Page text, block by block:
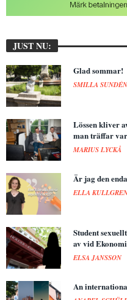
JUST NU:
Glad sommar!
SMILLA
Lössen kliver
man träffar
MARIUS LYCKÅ
Är jag den
ELLA
Student
av vid
ELSA JANSSON
An